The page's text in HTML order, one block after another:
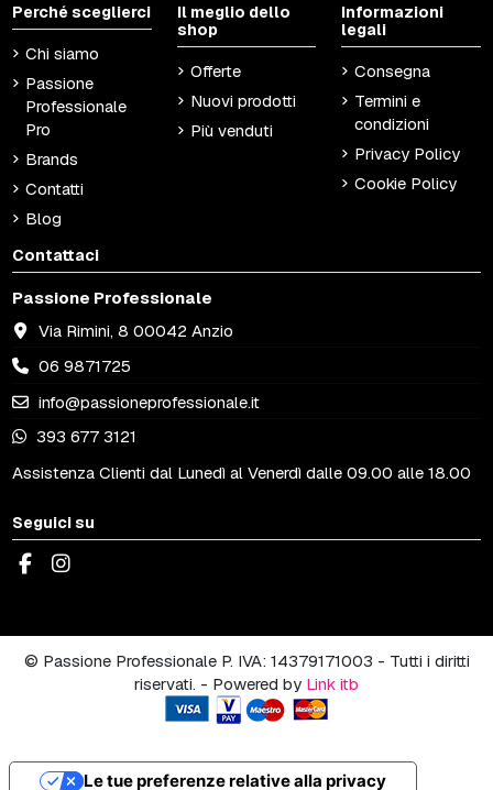
Perché sceglierci
Chi siamo
Passione
Professionale
Pro
Brands
Contatti
Blog
Il meglio dello
shop
Offerte
Nuovi prodotti
Più venduti
Informazioni
legali
Consegna
Termini e
condizioni
Privacy Policy
Cookie Policy
Contattaci
Passione Professionale
Via Rimini, 8 00042 Anzio
06 9871725
info@passioneprofessionale.it
393 677 3121
Assistenza Clienti dal Lunedì al Venerdì dalle 09.00 alle 18.00
Seguici su
© Passione Professionale P. IVA: 14379171003 - Tutti i diritti
riservati. - Powered by Link itb
Le tue preferenze relative alla privacy